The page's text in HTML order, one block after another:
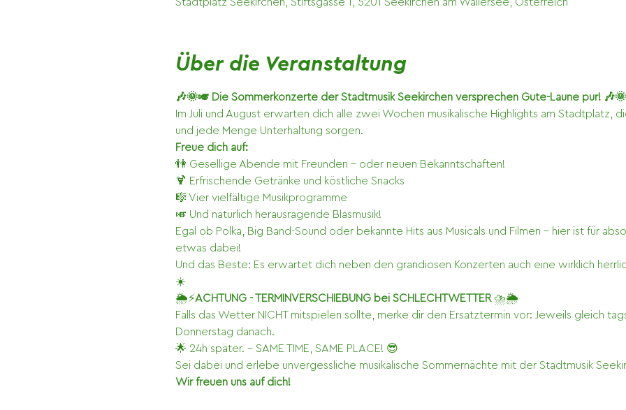
Über die Veranstaltung
🎶🌞🎺 Die Sommerkonzerte der Stadtmusik Seekirchen versprechen Gute-Laune pur! 🎶🌞
Im Juli und August erwarten dich alle zwei Wochen musikalische Highlights am Stadtplatz,
und jede Menge Unterhaltung sorgen.
Freue dich auf:
👫 Gesellige Abende mit Freunden – oder neuen Bekanntschaften!
🍹 Erfrischende Getränke und köstliche Snacks
🎼 Vier vielfältige Musikprogramme
🎺 Und natürlich herausragende Blasmusik!
Egal ob Polka, Big Band-Sound oder bekannte Hits aus Musicals und Filmen – hier ist für
etwas dabei!
Und das Beste: Es erwartet dich neben den grandiosen Konzerten auch eine wirklich
☀️
🌦️⚡ACHTUNG - TERMINVERSCHIEBUNG bei SCHLECHTWETTER ⛈️🌦️
Falls das Wetter NICHT mitspielen sollte, merke dir den Ersatztermin vor: Jeweils gleich
Donnerstag danach.
🌟 24h später. - SAME TIME, SAME PLACE! 😎
Sei dabei und erlebe unvergessliche musikalische Sommernächte mit der Stadtmusik
Wir freuen uns auf dich!